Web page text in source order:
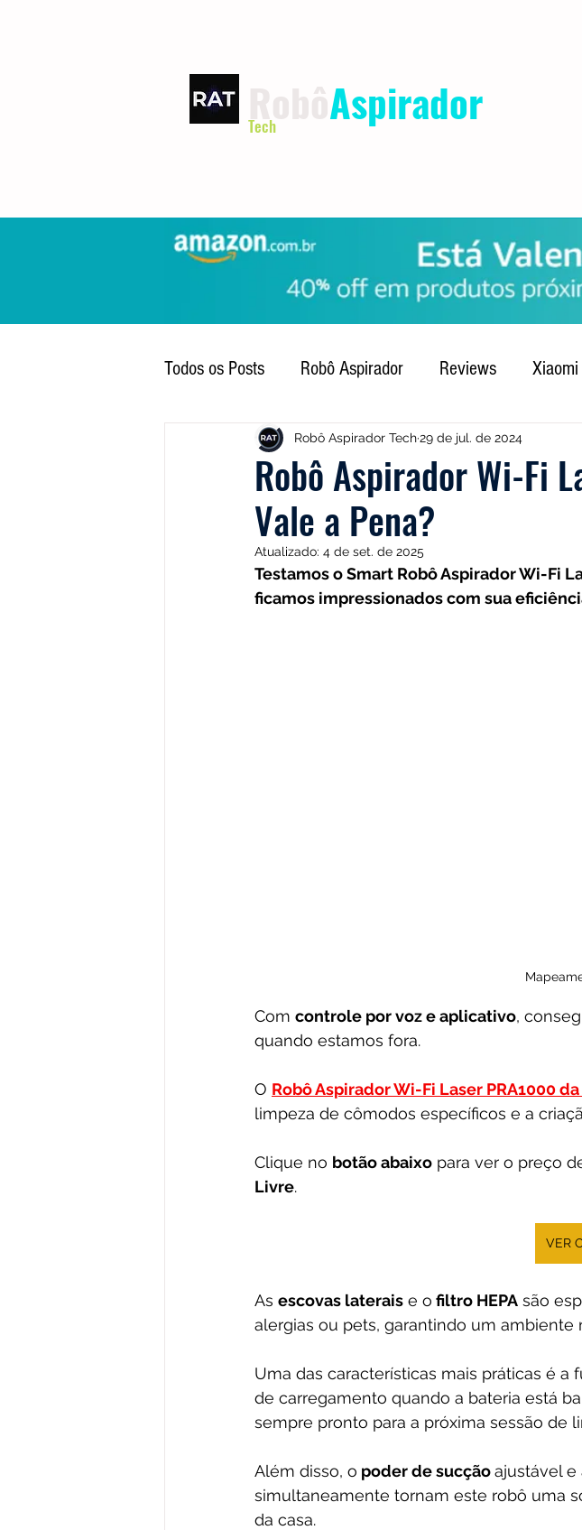
Aspirador
Tech
Todos os Posts Robô Aspirador Reviews Xiaomi
Electrolux DOLPHIN Multilaser Guias
Samsung Midea
Kabum ROPVACNIC Philco
Robô Aspirador Wi-Fi
Vale a Pena?
Robô Aspirador Tech29 de jul. de 2024
Atualizado: 4 de set. de 2025
Testamos o Smart Robô Aspirador Wi-Fi
ficamos impressionados com sua
Com controle por voz e aplicativo,
quando estamos fora.
O Robô Aspirador Wi-Fi Laser PRA1000
limpeza de cômodos específicos e a
Clique no botão abaixo para ver o preço
Livre.
VER
As escovas laterais e o filtro HEPA são
alergias ou pets, garantindo um ambiente
Uma das características mais práticas é a
de carregamento quando a bateria está
sempre pronto para a próxima sessão de
Além disso, o poder de sucção ajustável e
simultaneamente tornam este robô uma
da casa.